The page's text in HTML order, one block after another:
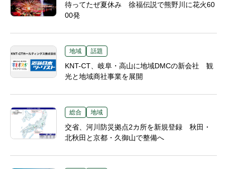
待ってたぜ夏休み 徐福伝説で熊野川に花火60
00発
地域 話題
KNT-CT、岐阜・高山に地域DMCの新会社 観
光と地域商社事業を展開
総合 地域
交省、河川防災拠点2カ所を新規登録 秋田・
北秋田と京都・久御山で整備へ